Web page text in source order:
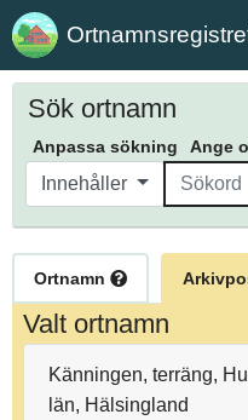
Sök ortnamn
Anpassa sökning Ange
Innehåller
Ortnamn
Valt ortnamn
Känningen, terräng,
län, Hälsingland